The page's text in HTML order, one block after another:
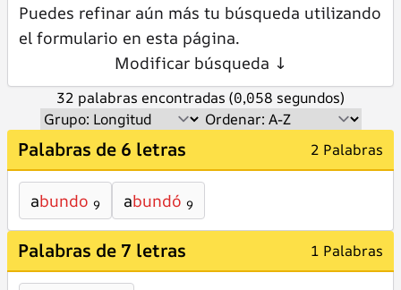
Puedes refinar aún más tu búsqueda utilizando
el formulario en esta página.
Modificar búsqueda ↓
32 palabras encontradas (0,058 segundos)
Palabras de 6 letras 2 Palabras
abundo 9 abundó 9
Palabras de 7 letras 1 Palabras